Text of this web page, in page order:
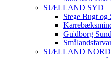
SJÆLLAND SYD
Stege Bugt og
Guldborg
SJÆLLAND NORD